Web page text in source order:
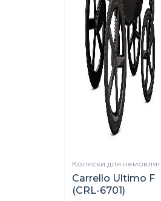
Коляски для немовлят
Carrello Ultimo F
(CRL-6701)